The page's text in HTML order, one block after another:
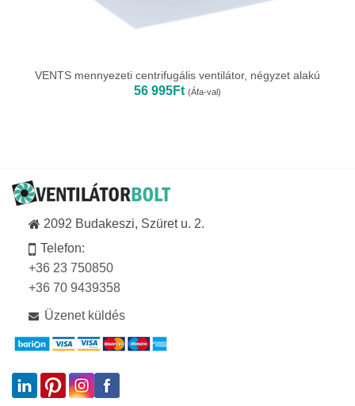
VENTS mennyezeti centrifugális ventilátor, négyzet alakú
56 995Ft (Áfa-val)
2092 Budakeszi, Szüret u. 2.
Telefon:
+36 23 750850
+36 70 9439358
Üzenet küldés